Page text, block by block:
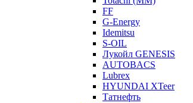
FF
G-Energy
Idemitsu
S-OIL
Лукойл GENESIS
AUTOBACS
Lubrex
HYUNDAI XTeer
Татнефть